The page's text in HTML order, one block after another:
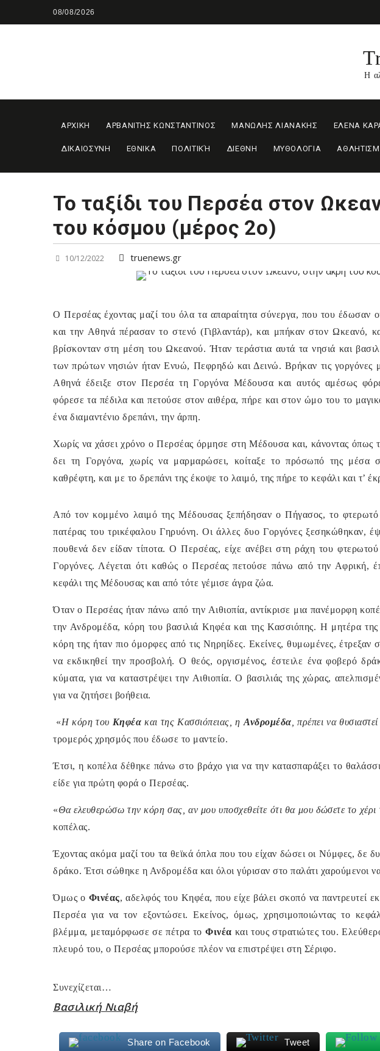
to
08/08/2026
Η
ΑΡΧΙΚΗ ΑΡΒΑΝΙΤΗΣ ΚΩΝΣΤΑΝΤΙΝΟΣ ΜΑΝΩΛΗΣ ΛΙΑΝΑΚΗΣ ΕΛΕΝΑ
ΔΙΚΑΙΟΣΥΝΗ ΕΘΝΙΚΑ ΠΟΛΙΤΙΚΉ ΔΙΕΘΝΗ ΜΥΘΟΛΟΓΙΑ
Το ταξίδι του Περσέα στον
του κόσμου (μέρος 2ο)
10/12/2022 truenews.gr
Ο Περσέας έχοντας μαζί του όλα τα απαραίτητα σύνεργα, που του έδωσαν
και την Αθηνά πέρασαν το στενό (Γιβλαντάρ), και μπήκαν στον Ωκεανό,
βρίσκονταν στη μέση του Ωκεανού. Ήταν τεράστια αυτά τα νησιά και
των πρώτων νησιών ήταν Ενυώ, Πεφρηδώ και Δεινώ. Βρήκαν τις γοργόνες
Αθηνά έδειξε στον Περσέα τη Γοργόνα Μέδουσα και αυτός αμέσως
φόρεσε τα πέδιλα και πετούσε στον αιθέρα, πήρε και στον ώμο του το
ένα διαμαντένιο δρεπάνι, την άρπη.
Χωρίς να χάσει χρόνο ο Περσέας όρμησε στη Μέδουσα και, κάνοντας όπως
δει τη Γοργόνα, χωρίς να μαρμαρώσει, κοίταξε το πρόσωπό της μέσα
καθρέφτη, και με το δρεπάνι της έκοψε το λαιμό, της πήρε το κεφάλι και τ’
Από τον κομμένο λαιμό της Μέδουσας ξεπήδησαν ο Πήγασος, το
πατέρας του τρικέφαλου Γηρυόνη. Οι άλλες δυο Γοργόνες ξεσηκώθηκαν,
πουθενά δεν είδαν τίποτα. Ο Περσέας, είχε ανέβει στη ράχη του
Γοργόνες. Λέγεται ότι καθώς ο Περσέας πετούσε πάνω από την Αφρική,
κεφάλι της Μέδουσας και από τότε γέμισε άγρα ζώα.
Όταν ο Περσέας ήταν πάνω από την Αιθιοπία, αντίκρισε μια πανέμορφη
την Ανδρομέδα, κόρη του βασιλιά Κηφέα και της Κασσιόπης. Η μητέρα της
κόρη της ήταν πιο όμορφες από τις Νηρηίδες. Εκείνες, θυμωμένες, έτρεξαν
να εκδικηθεί την προσβολή. Ο θεός, οργισμένος, έστειλε ένα φοβερό
κύματα, για να καταστρέψει την Αιθιοπία. Ο βασιλιάς της χώρας,
για να ζητήσει βοήθεια.
«Η κόρη του Κηφέα και της Κασσιόπειας, ηΑνδρομέδα , πρέπει να
τρομερός χρησμός που έδωσε το μαντείο.
Έτσι, η κοπέλα δέθηκε πάνω στο βράχο για να την κατασπαράξει το
είδε για πρώτη φορά ο Περσέας.
«Θα ελευθερώσω την κόρη σας, αν μου υποσχεθείτε ότι θα μου δώσετε το χέρι
κοπέλας.
Έχοντας ακόμα μαζί του τα θεϊκά όπλα που του είχαν δώσει οι Νύμφες, δε
δράκο. Έτσι σώθηκε η Ανδρομέδα και όλοι γύρισαν στο παλάτι χαρούμενοι
Όμως ο Φινέας, αδελφός του Κηφέα, που είχε βάλει σκοπό να παντρευτεί
Περσέα για να τον εξοντώσει. Εκείνος, όμως, χρησιμοποιώντας το
βλέμμα, μεταμόρφωσε σε πέτρα το Φινέα και τους στρατιώτες του.
πλευρό του, ο Περσέας μπορούσε πλέον να επιστρέψει στη Σέριφο.
Συνεχίζεται…
Βασιλική Νιαβή
Share on Facebook Tweet